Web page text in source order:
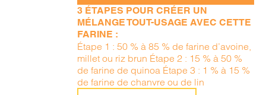
3 ÉTAPES POUR CRÉER UN
MÉLANGE TOUT-USAGE AVEC CETTE
FARINE :
Étape 1 : 50 % à 85 % de farine d’avoine,
millet ou riz brun Étape 2 : 15 % à 50 %
de farine de quinoa Étape 3 : 1 % à 15 %
de farine de chanvre ou de lin